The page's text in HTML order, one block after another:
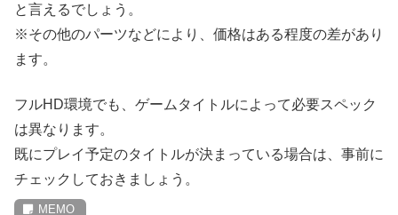
と言えるでしょう。
※その他のパーツなどにより、価格はある程度の差があり
ます。
フルHD環境でも、ゲームタイトルによって必要スペック
は異なります。
既にプレイ予定のタイトルが決まっている場合は、事前に
チェックしておきましょう。